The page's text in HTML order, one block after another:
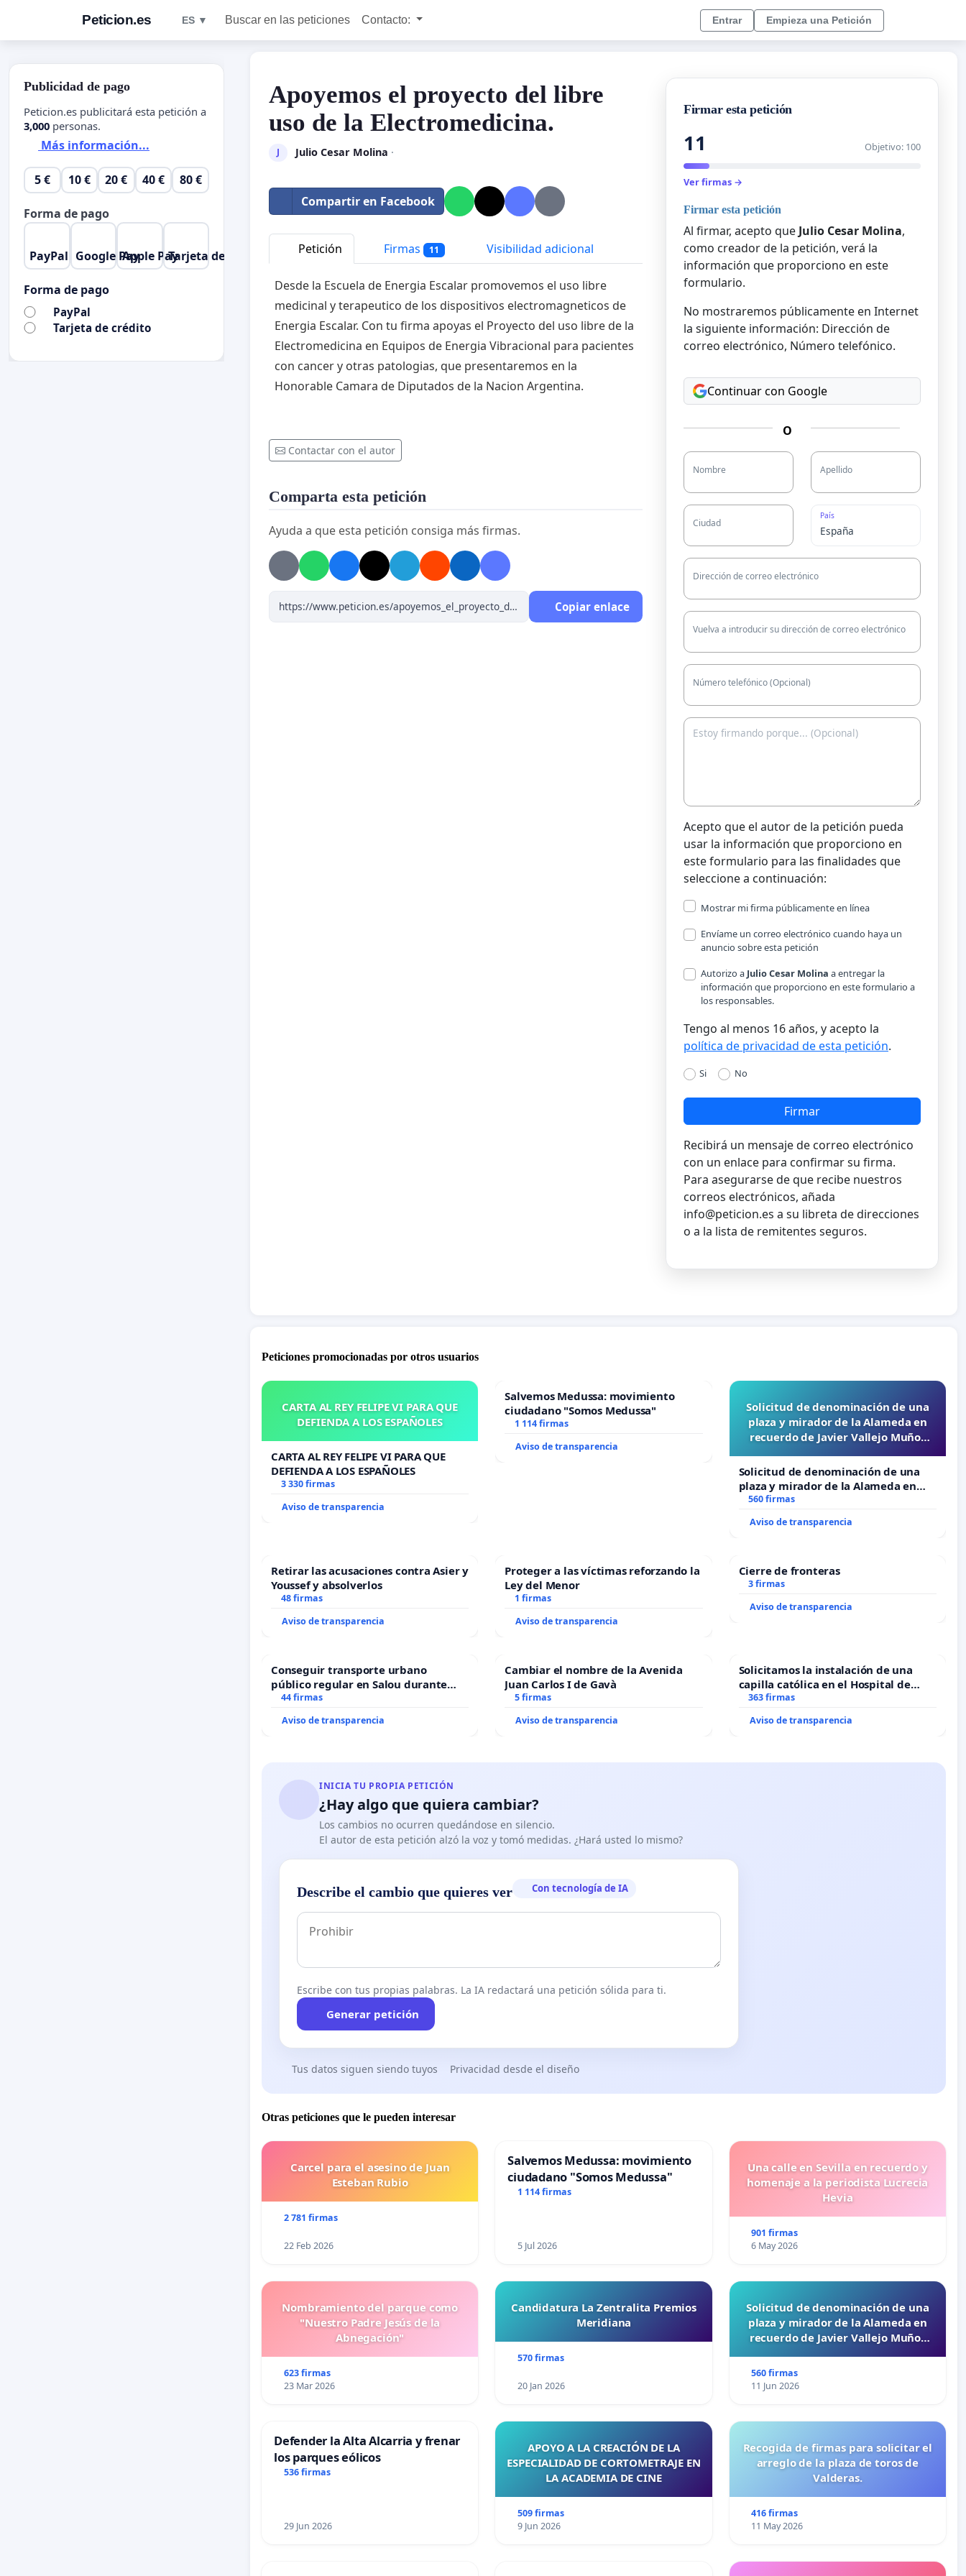
Peticion.es ES ▼ Buscar en las peticiones Contacto: Entrar Empieza una Petición
Apoyemos el proyecto del libre
uso de la Electromedicina.
J Julio Cesar Molina ·
Compartir en Facebook
Petición Firmas 11 Visibilidad adicional
Desde la Escuela de Energia Escalar promovemos el uso libre
medicinal y terapeutico de los dispositivos electromagneticos de
Energia Escalar. Con tu firma apoyas el Proyecto del uso libre de la
Electromedicina en Equipos de Energia Vibracional para pacientes
con cancer y otras patologias, que presentaremos en la
Honorable Camara de Diputados de la Nacion Argentina.
Contactar con el autor
Comparta esta petición
Ayuda a que esta petición consiga más firmas.
Copiar enlace
Firmar esta petición
11 Objetivo: 100
Ver firmas →
Firmar esta petición
Al firmar, acepto que Julio Cesar Molina,
como creador de la petición, verá la
información que proporciono en este
formulario.
No mostraremos públicamente en Internet
la siguiente información: Dirección de
correo electrónico, Número telefónico.
Continuar con Google
O
Nombre Apellido
Ciudad
País
Dirección de correo electrónico
Vuelva a introducir su dirección de correo electrónico
Número telefónico (Opcional)
Acepto que el autor de la petición pueda
usar la información que proporciono en
este formulario para las finalidades que
seleccione a continuación:
Mostrar mi firma públicamente en línea
Envíame un correo electrónico cuando haya un
anuncio sobre esta petición
Autorizo a Julio Cesar Molina a entregar la
información que proporciono en este formulario a
los responsables.
Tengo al menos 16 años, y acepto la
política de privacidad de esta petición.
Si No
Firmar
Recibirá un mensaje de correo electrónico
con un enlace para confirmar su firma.
Para asegurarse de que recibe nuestros
correos electrónicos, añada
info@peticion.es a su libreta de direcciones
o a la lista de remitentes seguros.
Peticiones promocionadas por otros usuarios
CARTA AL REY FELIPE VI PARA QUE
DEFIENDA A LOS ESPAÑOLES
CARTA AL REY FELIPE VI PARA QUE
DEFIENDA A LOS ESPAÑOLES
3 330 firmas
Aviso de transparencia
Salvemos Medussa: movimiento
ciudadano "Somos Medussa"
1 114 firmas
Aviso de transparencia
Solicitud de denominación de una
plaza y mirador de la Alameda en
recuerdo de Javier Vallejo Muñoz
Solicitud de denominación de una
plaza y mirador de la Alameda en
recuerdo de Javier Vallejo Muñoz
560 firmas
Aviso de transparencia
Retirar las acusaciones contra Asier y
Youssef y absolverlos
48 firmas
Aviso de transparencia
Proteger a las víctimas reforzando la
Ley del Menor
1 firmas
Aviso de transparencia
Cierre de fronteras
3 firmas
Aviso de transparencia
Conseguir transporte urbano
público regular en Salou durante
todo el año
44 firmas
Aviso de transparencia
Cambiar el nombre de la Avenida
Juan Carlos I de Gavà
5 firmas
Aviso de transparencia
Solicitamos la instalación de una
capilla católica en el Hospital de
Alcañiz
363 firmas
Aviso de transparencia
INICIA TU PROPIA PETICIÓN
¿Hay algo que quiera cambiar?
Los cambios no ocurren quedándose en silencio.
El autor de esta petición alzó la voz y tomó medidas. ¿Hará usted lo mismo?
Describe el cambio que quieres ver Con tecnología de IA
Escribe con tus propias palabras. La IA redactará una petición sólida para ti.
Generar petición
Tus datos siguen siendo tuyos Privacidad desde el diseño
Otras peticiones que le pueden interesar
Carcel para el asesino de Juan
Esteban Rubio
2 781 firmas
22 Feb 2026
Salvemos Medussa: movimiento
ciudadano "Somos Medussa"
1 114 firmas
5 Jul 2026
Una calle en Sevilla en recuerdo y
homenaje a la periodista Lucrecia
Hevia
901 firmas
6 May 2026
Nombramiento del parque como
"Nuestro Padre Jesús de la
Abnegación"
623 firmas
23 Mar 2026
Candidatura La Zentralita Premios
Meridiana
570 firmas
20 Jan 2026
Solicitud de denominación de una
plaza y mirador de la Alameda en
recuerdo de Javier Vallejo Muñoz
560 firmas
11 Jun 2026
Defender la Alta Alcarria y frenar
los parques eólicos
536 firmas
29 Jun 2026
APOYO A LA CREACIÓN DE LA
ESPECIALIDAD DE CORTOMETRAJE EN
LA ACADEMIA DE CINE
509 firmas
9 Jun 2026
Recogida de firmas para solicitar el
arreglo de la plaza de toros de
Valderas.
416 firmas
11 May 2026
Publicidad de pago
Peticion.es publicitará esta petición a
3,000 personas.
Más información...
5 € 10 € 20 € 40 € 80 €
Forma de pago
PayPal Google PayApple PayTarjeta de crédito
Forma de pago
PayPal
Tarjeta de crédito